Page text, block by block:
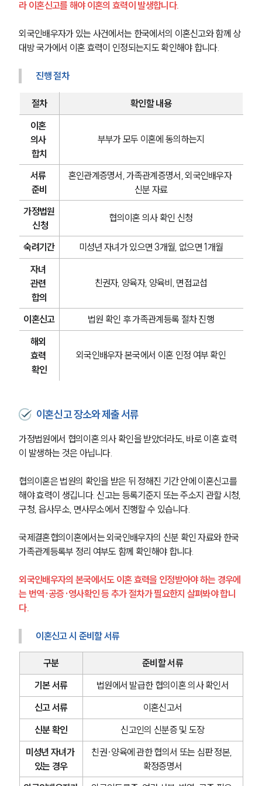
라 이혼신고를 해야 이혼의 효력이 발생합니다.
외국인배우자가 있는 사건에서는 한국에서의 이혼신고와 함께 상
대방 국가에서 이혼 효력이 인정되는지도 확인해야 합니다.
진행 절차
절차
확인할 내용
이혼
의사
합치
부부가 모두 이혼에 동의하는지
서류
준비
혼인관계증명서, 가족관계증명서, 외국인배우자
신분 자료
가정법원
신청
협의이혼 의사 확인 신청
숙려기간
미성년 자녀가 있으면 3개월, 없으면 1개월
자녀
관련
합의
친권자, 양육자, 양육비, 면접교섭
이혼신고
법원 확인 후 가족관계등록 절차 진행
해외
효력
확인
외국인배우자 본국에서 이혼 인정 여부 확인
이혼신고 장소와 제출 서류
가정법원에서 협의이혼 의사 확인을 받았더라도, 바로 이혼 효력
이 발생하는 것은 아닙니다.
협의이혼은 법원의 확인을 받은 뒤 정해진 기간 안에 이혼신고를
해야 효력이 생깁니다. 신고는 등록기준지 또는 주소지 관할 시청,
구청, 읍사무소, 면사무소에서 진행할 수 있습니다.
국제결혼협의이혼에서는 외국인배우자의 신분 확인 자료와 한국
가족관계등록부 정리 여부도 함께 확인해야 합니다.
외국인배우자의 본국에서도 이혼 효력을 인정받아야 하는 경우에
는 번역·공증·영사확인 등 추가 절차가 필요한지 살펴봐야 합니
다.
이혼신고 시 준비할 서류
구분
준비할 서류
기본 서류
법원에서 발급한 협의이혼 의사 확인서
신고 서류
이혼신고서
신분 확인
신고인의 신분증 및 도장
미성년 자녀가
있는 경우
친권·양육에 관한 협의서 또는 심판 정본,
확정증명서